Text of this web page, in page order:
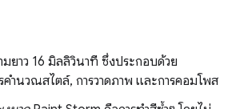
ยาว 16 มิลลิวินาที ซึ่งประกอบด้วย
านวณสไตล์, การวาดภาพ และการคอมโพส